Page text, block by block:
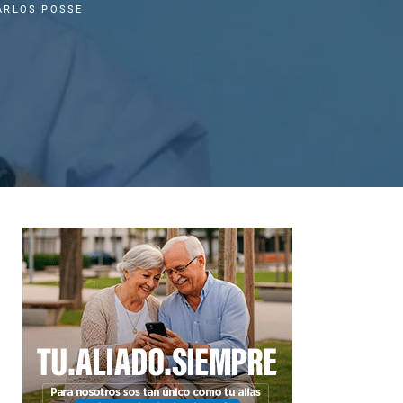
POSSE